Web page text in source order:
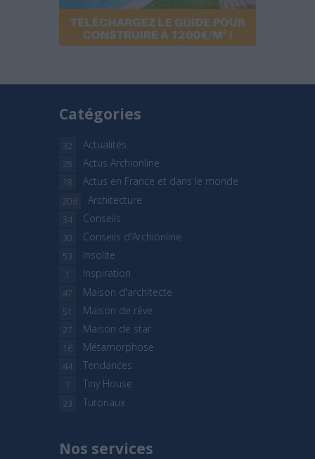
Catégories
Actualités
32
Actus Archionline
28
Actus en France et dans le monde
18
Architecture
206
Conseils
34
Conseils d'Archionline
30
Insolite
53
Inspiration
1
Maison d'architecte
47
Maison de rêve
51
Maison de star
27
Métamorphose
16
Tendances
44
Tiny House
7
Tutoriaux
23
Nos services